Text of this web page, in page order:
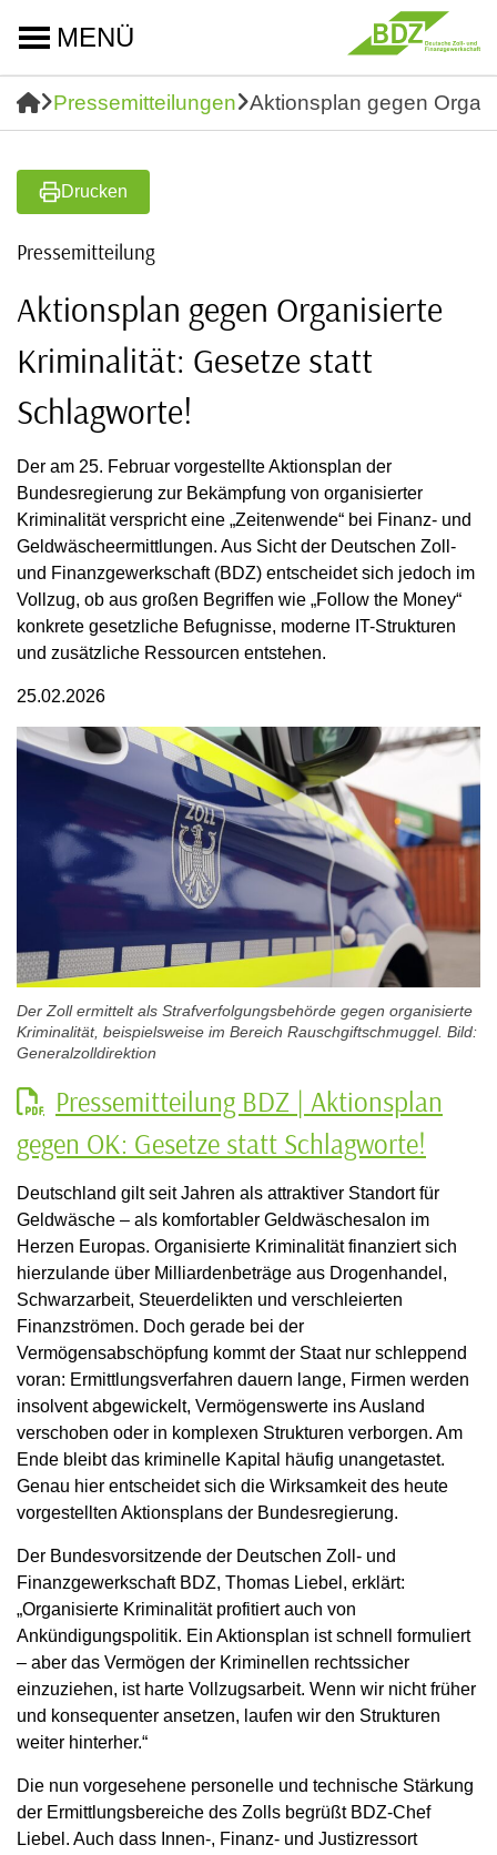
MENÜ
Pressemitteilungen Aktionsplan gegen
Drucken
Pressemitteilung
Aktionsplan gegen Organisierte
Kriminalität: Gesetze statt
Schlagworte!
Der am 25. Februar vorgestellte Aktionsplan der
Bundesregierung zur Bekämpfung von organisierter
Kriminalität verspricht eine „Zeitenwende“ bei Finanz- und
Geldwäscheermittlungen. Aus Sicht der Deutschen Zoll-
und Finanzgewerkschaft (BDZ) entscheidet sich jedoch im
Vollzug, ob aus großen Begriffen wie „Follow the Money“
konkrete gesetzliche Befugnisse, moderne IT-Strukturen
und zusätzliche Ressourcen entstehen.
25.02.2026
Der Zoll ermittelt als Strafverfolgungsbehörde gegen organisierte
Kriminalität, beispielsweise im Bereich Rauschgiftschmuggel. Bild:
Generalzolldirektion
Pressemitteilung BDZ | Aktionsplan
gegen OK: Gesetze statt Schlagworte!
Deutschland gilt seit Jahren als attraktiver Standort für
Geldwäsche – als komfortabler Geldwäschesalon im
Herzen Europas. Organisierte Kriminalität finanziert sich
hierzulande über Milliardenbeträge aus Drogenhandel,
Schwarzarbeit, Steuerdelikten und verschleierten
Finanzströmen. Doch gerade bei der
Vermögensabschöpfung kommt der Staat nur schleppend
voran: Ermittlungsverfahren dauern lange, Firmen werden
insolvent abgewickelt, Vermögenswerte ins Ausland
verschoben oder in komplexen Strukturen verborgen. Am
Ende bleibt das kriminelle Kapital häufig unangetastet.
Genau hier entscheidet sich die Wirksamkeit des heute
vorgestellten Aktionsplans der Bundesregierung.
Der Bundesvorsitzende der Deutschen Zoll- und
Finanzgewerkschaft BDZ, Thomas Liebel, erklärt:
„Organisierte Kriminalität profitiert auch von
Ankündigungspolitik. Ein Aktionsplan ist schnell formuliert
– aber das Vermögen der Kriminellen rechtssicher
einzuziehen, ist harte Vollzugsarbeit. Wenn wir nicht früher
und konsequenter ansetzen, laufen wir den Strukturen
weiter hinterher.“
Die nun vorgesehene personelle und technische Stärkung
der Ermittlungsbereiche des Zolls begrüßt BDZ-Chef
Liebel. Auch dass Innen-, Finanz- und Justizressort